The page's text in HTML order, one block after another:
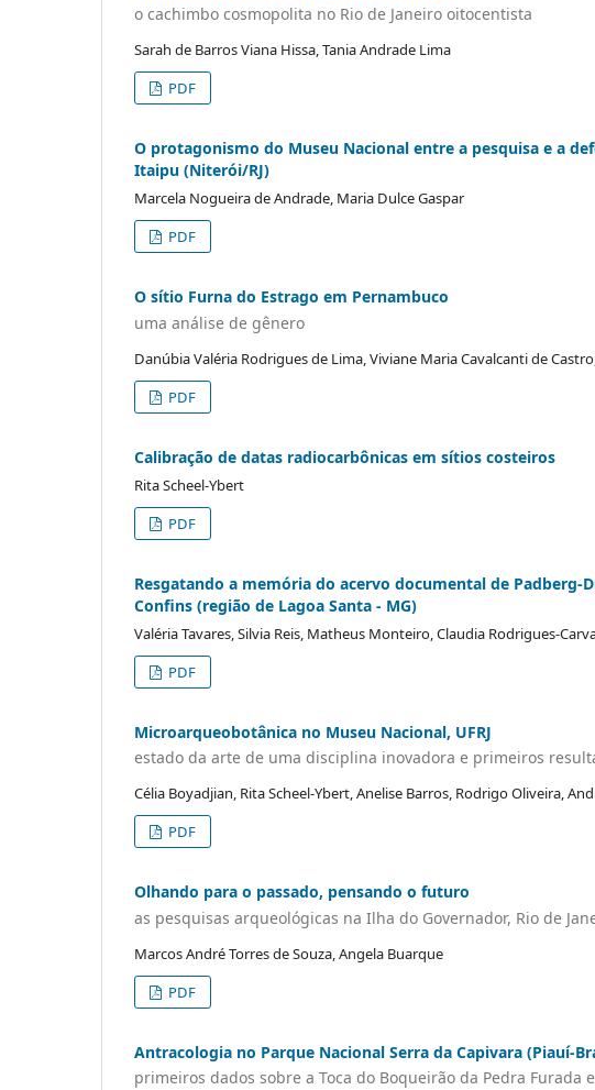
o cachimbo cosmopolita no Rio de Janeiro oitocentista
Sarah de Barros Viana Hissa, Tania Andrade Lima
PDF
O protagonismo do Museu Nacional entre a pesquisa e a
Itaipu (Niterói/RJ)
Marcela Nogueira de Andrade, Maria Dulce Gaspar
PDF
O sítio Furna do Estrago em Pernambuco
uma análise de gênero
Danúbia Valéria Rodrigues de Lima, Viviane Maria Cavalcanti de
PDF
Calibração de datas radiocarbônicas em sítios costeiros
Rita Scheel-Ybert
PDF
Resgatando a memória do acervo documental de
Confins (região de Lagoa Santa - MG)
Valéria Tavares, Silvia Reis, Matheus Monteiro, Claudia Rodrigues-
PDF
Microarqueobotânica no Museu Nacional, UFRJ
estado da arte de uma disciplina inovadora e primeiros
Célia Boyadjian, Rita Scheel-Ybert, Anelise Barros, Rodrigo Oliveira,
PDF
Olhando para o passado, pensando o futuro
as pesquisas arqueológicas na Ilha do Governador, Rio de
Marcos André Torres de Souza, Angela Buarque
PDF
Antracologia no Parque Nacional Serra da Capivara (Piauí-
primeiros dados sobre a Toca do Boqueirão da Pedra Furada